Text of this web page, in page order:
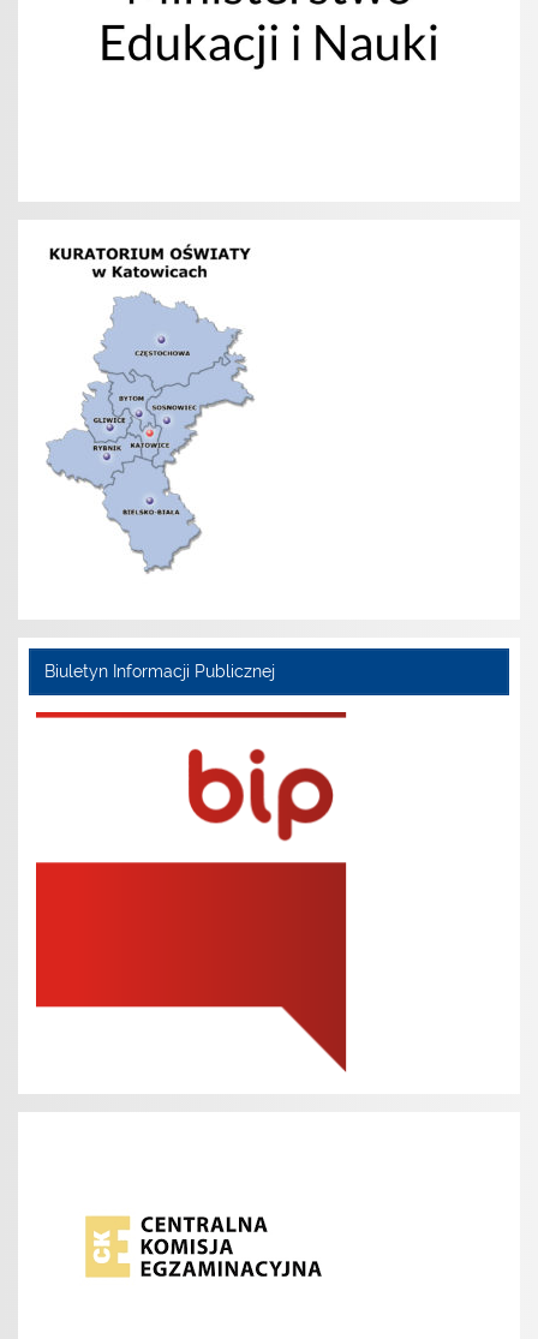
Biuletyn Informacji Publicznej